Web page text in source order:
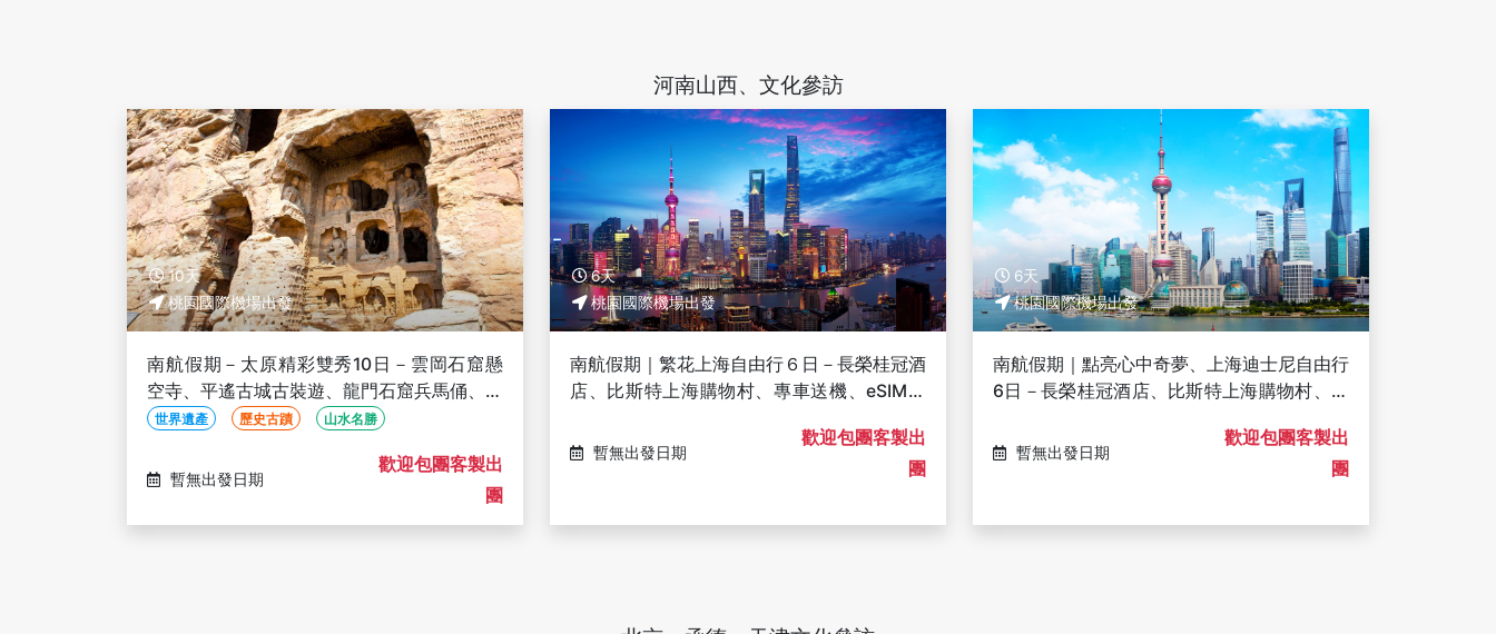
河南山西、文化參訪
10天
桃園國際機場出發
南航假期－太原精彩雙秀10日－雲岡石窟懸
空寺、平遙古城古裝遊、龍門石窟兵馬俑、精
彩夢幻雙秀、三排椅(文化參訪)
世界遺產 歷史古蹟 山水名勝
暫無出發日期
歡迎包團客製出
團
6天
桃園國際機場出發
南航假期｜繁花上海自由行６日－長榮桂冠酒
店、比斯特上海購物村、專車送機、eSIM上
暫無出發日期
歡迎包團客製出
團
6天
桃園國際機場出發
南航假期｜點亮心中奇夢、上海迪士尼自由行
6日－長榮桂冠酒店、比斯特上海購物村、專
暫無出發日期
歡迎包團客製出
團